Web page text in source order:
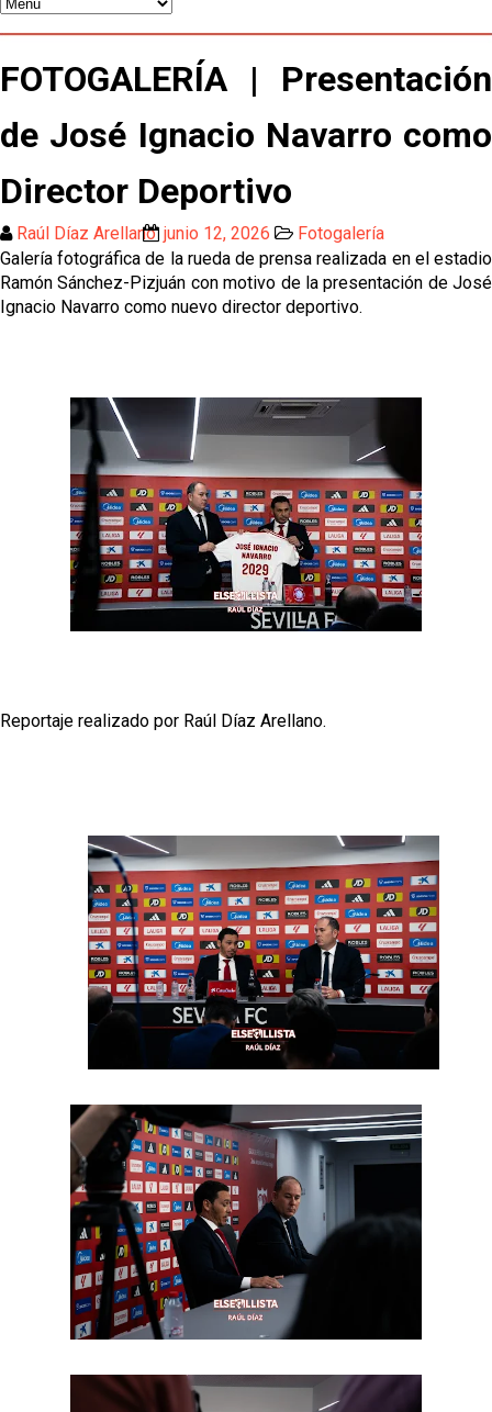
Celta y Rayo agitan el mercado de La Liga
Previa | El Sevilla FC cierra la pretemporada con el
exigente choque ante el Bayer Leverkusen
Patrick Mercado no jugará en el Sevilla FC
¿Dónde ver por TV el Sevilla FC - Rayo Vallecano?
FOTOGALERÍA | Presentación
de José Ignacio Navarro como
Director Deportivo
Raúl Díaz Arellano junio 12, 2026
Fotogalería
Galería fotográfica de la rueda de prensa realizada en el estadio
Ramón Sánchez-Pizjuán con motivo de la presentación de José
Ignacio Navarro como nuevo director deportivo.
Reportaje realizado por Raúl Díaz Arellano.